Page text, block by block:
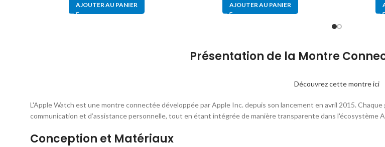
AJOUTER AU PANIER AJOUTER AU PANIER
Présentation de la Montre
Découvrez cette montre ici
L'Apple Watch est une montre connectée développée par Apple Inc. depuis son lancement en avril 2015.
communication et d’assistance personnelle, tout en étant intégrée de manière transparente dans l'écosystème
Conception et Matériaux